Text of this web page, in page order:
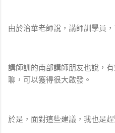
由於治華老師說，講師訓學員
講師訓的南部講師朋友也說，
聊，可以獲得很大啟發。
於是，面對這些建議，我也是